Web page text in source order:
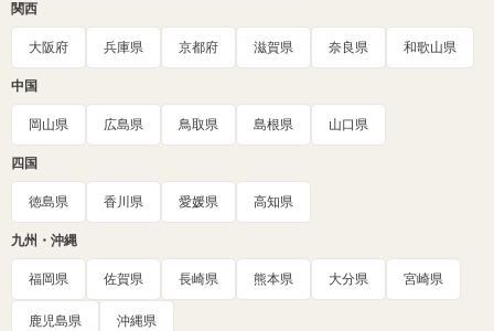
関西
大阪府 兵庫県 京都府 滋賀県 奈良県 和歌山県
中国
岡山県 広島県 鳥取県 島根県 山口県
四国
徳島県 香川県 愛媛県 高知県
九州・沖縄
福岡県 佐賀県 長崎県 熊本県 大分県 宮崎県
鹿児島県 沖縄県